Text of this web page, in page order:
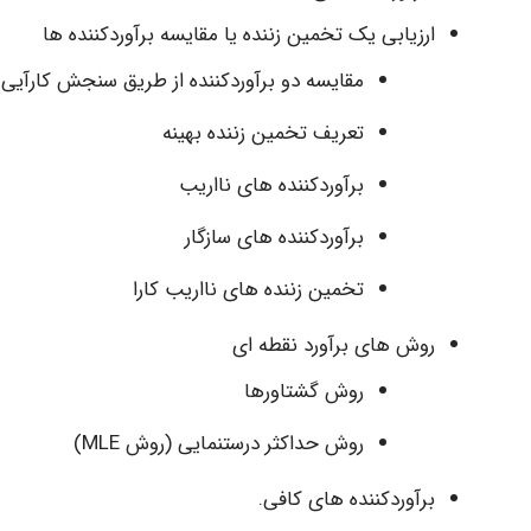
ارزیابی یک تخمین زننده یا مقایسه برآوردکننده ها
مقایسه دو برآوردکننده از طریق سنجش
تعریف تخمین زننده بهینه
برآوردکننده های نااریب
برآوردکننده های سازگار
تخمین زننده های نااریب کارا
روش های برآورد نقطه ای
روش گشتاورها
روش حداکثر درستنمایی (روش MLE)
برآوردکننده های کافی.